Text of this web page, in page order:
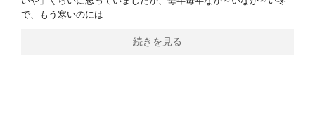
で、もう寒いのには
続きを見る